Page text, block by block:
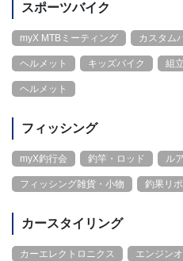
スポーツバイク
myX MTBミーティング カスタム
ヘルメット キッズバイク 組
ヘルメット
フィッシング
myX釣行会 釣竿・ロッド ル
フィッシング雑貨・小物 釣果リ
カースタイリング
カーエレクトロニクス エンジン